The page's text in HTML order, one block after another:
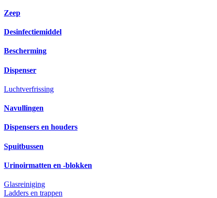
Zeep
Desinfectiemiddel
Bescherming
Dispenser
Luchtverfrissing
Navullingen
Dispensers en houders
Spuitbussen
Urinoirmatten en -blokken
Glasreiniging
Ladders en trappen